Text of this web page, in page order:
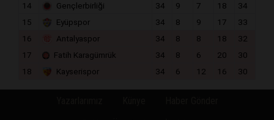
14
Gençlerbirliği 34 9 7 18
34
15
Eyüpspor 34 8 9 17
33
16
Antalyaspor 34 8 8 18
32
17
Fatih Karagümrük 34 8 6 20
30
18
Kayserispor 34 6 12 16 30